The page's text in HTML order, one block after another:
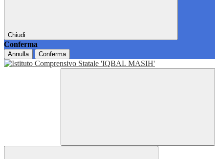
Chiudi
Conferma
Annulla Conferma